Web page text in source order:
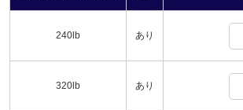
240lb あり
320lb あり